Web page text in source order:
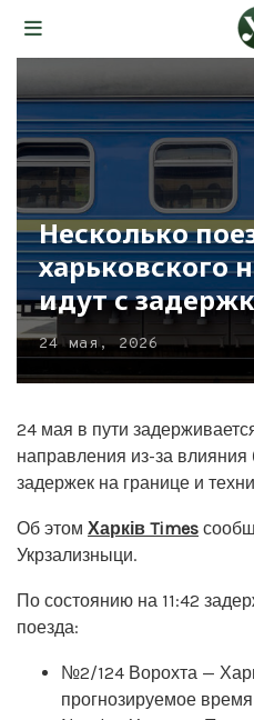
Несколько
харьковского
идут с
24 мая, 2026
24 мая в пути
направления из-за
задержек на границе и
Об этом Харків Times
Укрзализныци.
По состоянию на 11:42
поезда:
№2/124 Ворохта —
прогнозируемое